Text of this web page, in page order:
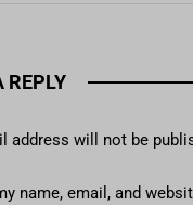
REPLY
address will not be
name, email, and